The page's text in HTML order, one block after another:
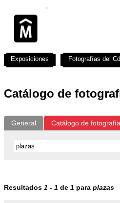
Catálogo de
General Catálogo de
Resultados 1 - 1 de 1 para plazas
Exposiciones Fotografías del